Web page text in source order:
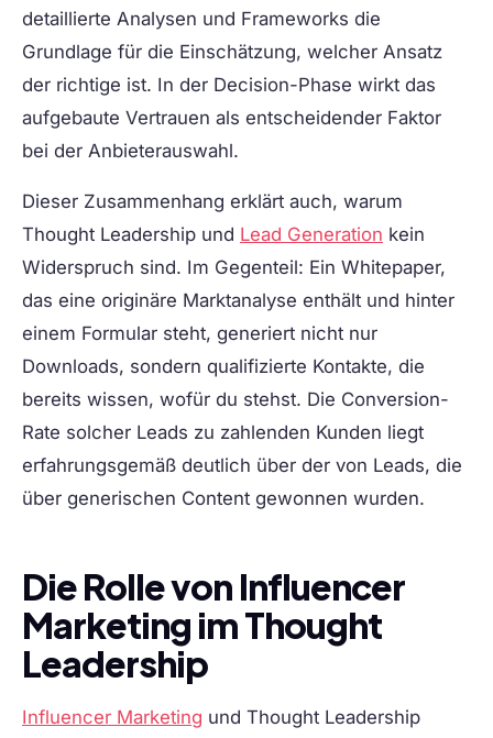
detaillierte Analysen und Frameworks die
Grundlage für die Einschätzung, welcher Ansatz
der richtige ist. In der Decision-Phase wirkt das
aufgebaute Vertrauen als entscheidender Faktor
bei der Anbieterauswahl.
Dieser Zusammenhang erklärt auch, warum
Thought Leadership und Lead Generation kein
Widerspruch sind. Im Gegenteil: Ein Whitepaper,
das eine originäre Marktanalyse enthält und hinter
einem Formular steht, generiert nicht nur
Downloads, sondern qualifizierte Kontakte, die
bereits wissen, wofür du stehst. Die Conversion-
Rate solcher Leads zu zahlenden Kunden liegt
erfahrungsgemäß deutlich über der von Leads, die
über generischen Content gewonnen wurden.
Die Rolle von Influencer
Marketing im Thought
Leadership
Influencer Marketing und Thought Leadership